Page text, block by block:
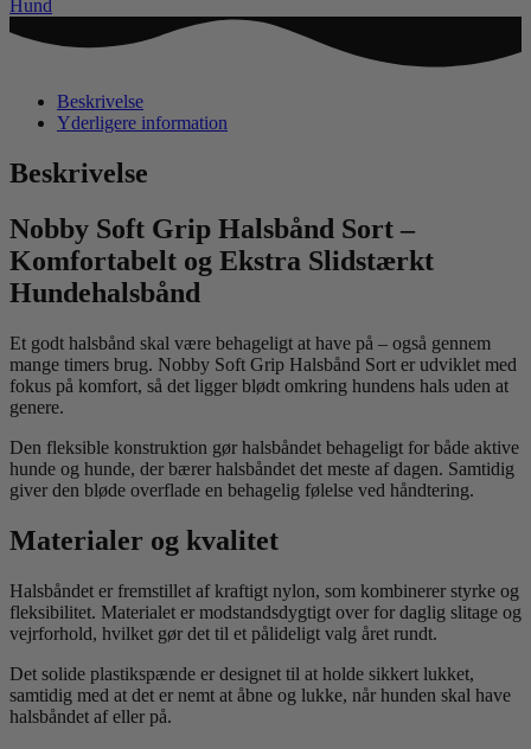
SORT
antal
Hund
Beskrivelse
Yderligere information
Beskrivelse
Nobby Soft Grip Halsbånd Sort –
Komfortabelt og Ekstra Slidstærkt
Hundehalsbånd
Et godt halsbånd skal være behageligt at have på – også gennem
mange timers brug. Nobby Soft Grip Halsbånd Sort er udviklet med
fokus på komfort, så det ligger blødt omkring hundens hals uden at
genere.
Den fleksible konstruktion gør halsbåndet behageligt for både aktive
hunde og hunde, der bærer halsbåndet det meste af dagen. Samtidig
giver den bløde overflade en behagelig følelse ved håndtering.
Materialer og kvalitet
Halsbåndet er fremstillet af kraftigt nylon, som kombinerer styrke og
fleksibilitet. Materialet er modstandsdygtigt over for daglig slitage og
vejrforhold, hvilket gør det til et pålideligt valg året rundt.
Det solide plastikspænde er designet til at holde sikkert lukket,
samtidig med at det er nemt at åbne og lukke, når hunden skal have
halsbåndet af eller på.